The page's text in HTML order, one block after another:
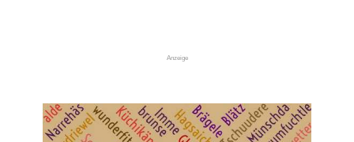
Anzeige